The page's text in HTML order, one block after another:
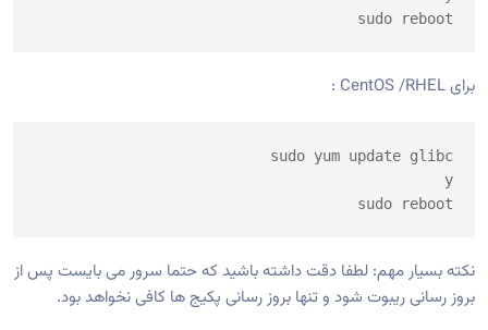
sudo reboot
برای CentOS /RHEL :
sudo yum update glibc
y
sudo reboot
نکته بسیار مهم: لطفا دقت داشته باشید که حتما سرور می بایست پس از
بروز رسانی ریبوت شود و تنها بروز رسانی پکیج ها کافی نخواهد بود.